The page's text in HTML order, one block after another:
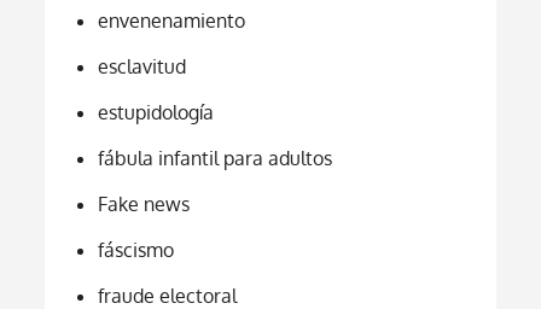
envenenamiento
esclavitud
estupidología
fábula infantil para adultos
Fake news
fáscismo
fraude electoral